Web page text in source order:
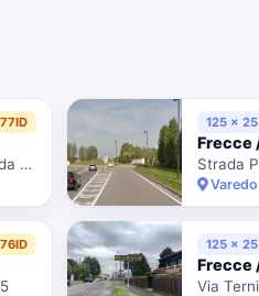
Strada Provinciale Ex Strada Statale 7
125 x 25
Frecce
Varedo
125 x 25
Frecce
Via Terni